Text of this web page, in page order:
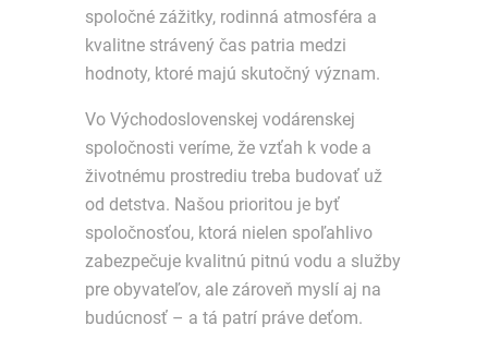
spoločné zážitky, rodinná atmosféra a
kvalitne strávený čas patria medzi
hodnoty, ktoré majú skutočný význam.
Vo Východoslovenskej vodárenskej
spoločnosti veríme, že vzťah k vode a
životnému prostrediu treba budovať už
od detstva. Našou prioritou je byť
spoločnosťou, ktorá nielen spoľahlivo
zabezpečuje kvalitnú pitnú vodu a služby
pre obyvateľov, ale zároveň myslí aj na
budúcnosť – a tá patrí práve deťom.